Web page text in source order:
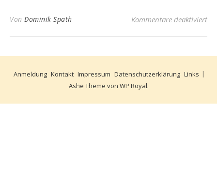
Von Dominik Spath Kommentare deaktiviertfür
Anmeldung Kontakt Impressum Datenschutzerklärung Links
Ashe Theme von WP Royal.